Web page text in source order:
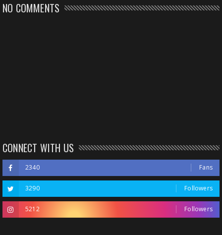
NO COMMENTS
CONNECT WITH US
2340 Fans
3290 Followers
5212 Followers